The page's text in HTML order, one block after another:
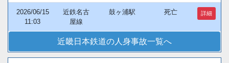
2026/06/15
11:03
近鉄名古
屋線
鼓ヶ浦駅 死亡 詳細
近畿日本鉄道の人身事故一覧へ